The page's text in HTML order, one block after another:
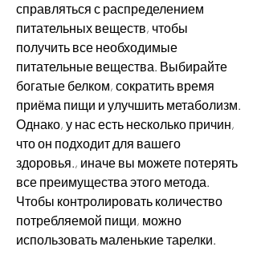
справляться с распределением
питательных веществ, чтобы
получить все необходимые
питательные вещества. Выбирайте
богатые белком, сократить время
приёма пищи и улучшить метаболизм.
Однако, у нас есть несколько причин,
что он подходит для вашего
здоровья., иначе вы можете потерять
все преимущества этого метода.
Чтобы контролировать количество
потребляемой пищи, можно
использовать маленькие тарелки.